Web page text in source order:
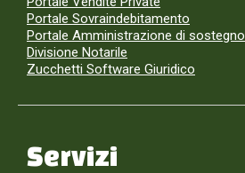
Portale Sovraindebitamento
Portale Amministrazione di sostegno
Divisione Notarile
Zucchetti Software Giuridico
Servizi